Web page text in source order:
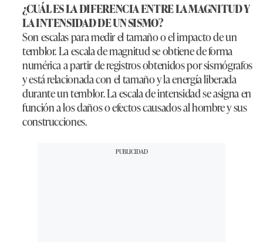
¿CUÁL ES LA DIFERENCIA ENTRE LA MAGNITUD Y
LA INTENSIDAD DE UN SISMO?
Son escalas para medir el tamaño o el impacto de un
temblor. La escala de magnitud se obtiene de forma
numérica a partir de registros obtenidos por sismógrafos
y está relacionada con el tamaño y la energía liberada
durante un temblor. La escala de intensidad se asigna en
función a los daños o efectos causados al hombre y sus
construcciones.